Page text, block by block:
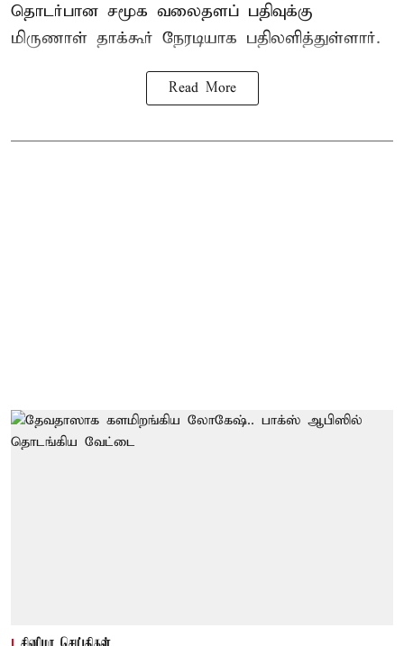
தொடர்பான சமூக வலைதளப் பதிவுக்கு
மிருணாள் தாக்கூர் நேரடியாக பதிலளித்துள்ளார்.
Read More